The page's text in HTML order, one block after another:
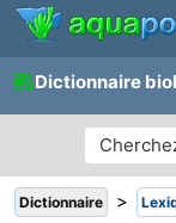
Dictionnaire
Dictionnaire >